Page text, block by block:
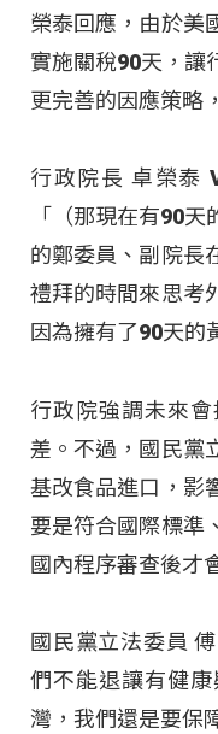
榮泰回應，由於美
實施關稅90天，讓
更完善的因應策略
行政院長 卓榮泰
「（那現在有90
的鄭委員、副院長
禮拜的時間來思考
因為擁有了90天的
行政院強調未來
差。不過，國民黨
基改食品進口，影
要是符合國際標準
國內程序審查後才
國民黨立法委員
們不能退讓有健
灣，我們還是要保